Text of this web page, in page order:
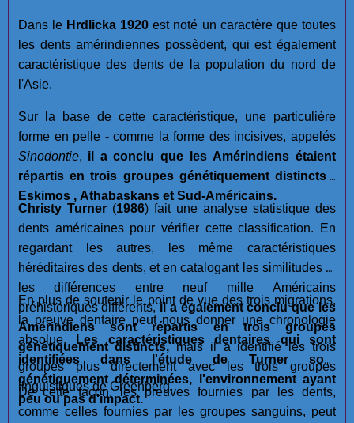
Dans le Hrdlicka 1920 est noté un caractère que toutes
les dents amérindiennes possèdent, qui est également
caractéristique des dents de la population du nord de
l'Asie.
Sur la base de cette caractéristique, une particulière
forme en pelle - comme la forme des incisives, appelés
Sinodontie, il a conclu que les Amérindiens étaient
répartis en trois groupes génétiquement distincts :
Eskimos , Athabaskans et Sud-Américains.
Christy Turner (1986) fait une analyse statistique des
dents américaines pour vérifier cette classification. En
regardant les autres, les même caractéristiques
héréditaires des dents, et en catalogant les similitudes et
les différences entre neuf mille Américains
préhistoriques différents,il a également conclu que les
Amérindiens sont répartis en trois groupes
génétiquement distincts,mais il a identifié les trois
groupes plus directement avec les trois groupes
linguistiques de Greenberg.
En plus de soutenir le point de vue des trois migrations,
la preuve dentaire peut nous donner une chronologie
absolue. Les caractéristiques dentaires qui sont
identifiées dans l'étude de Turner sont
génétiquement déterminées, l'environnement ayant
peu ou pas d'impact.
De cette façon, les preuves fournies par les dents,
comme celles fournies par les groupes sanguins, peut